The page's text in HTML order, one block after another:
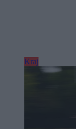
Kraj